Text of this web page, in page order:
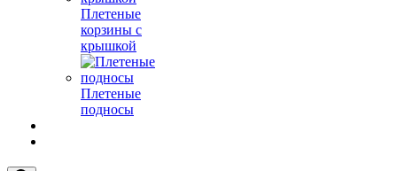
Плетеные
корзины с
крышкой
Плетеные
подносы